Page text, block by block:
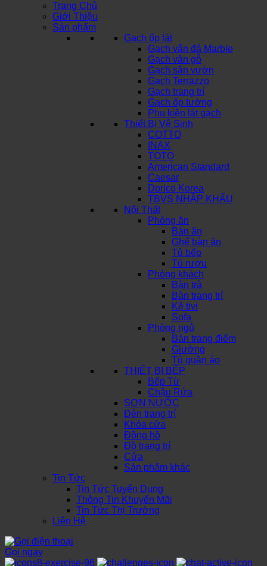
Trang Chủ
Giới Thiệu
Sản phẩm
Gạch ốp lát
Gạch vân đá Marble
Gạch vân gỗ
Gạch sân vườn
Gạch Terrazzo
Gạch trang trí
Gạch ốp tường
Phụ kiện lát gạch
Thiết Bị Vệ Sinh
COTTO
INAX
TOTO
American Standard
Caesar
Dorico Korea
TBVS NHẬP KHẨU
Nội Thất
Phòng ăn
Bàn ăn
Ghế bàn ăn
Tủ bếp
Tủ rượu
Phòng khách
Bàn trà
Bàn trang trí
Kệ tivi
Sofa
Phòng ngủ
Bàn trang điểm
Giường
Tủ quần áo
THIẾT BỊ BẾP
Bếp Từ
Chậu Rửa
SƠN NƯỚC
Đèn trang trí
Khóa cửa
Đồng hồ
Đồ trang trí
Cửa
Sản phẩm khác
Tin Tức
Tin Tức Tuyển Dụng
Thông Tin Khuyến Mãi
Tin Tức Thị Trường
Liên Hệ
Gọi ngay